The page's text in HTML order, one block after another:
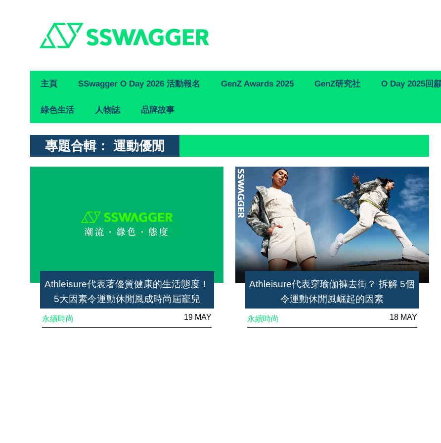
Primary
Navigation
主頁 SSwagger O Day 2026 活動報名 GenZ Awards 2025 GenZ研究社 O Day 2025回
綠色生活 人物誌 品牌故事
專題合輯： 運動優閒
Athleisure代表著優質健康的生活態度！
5大因素令運動休閒風成時尚屆寵兒
永續時尚 19 MAY
Athleisure代表穿瑜伽褲去街？ 拆解 5個
令運動休閒風崛起的因素
永續時尚 18 MAY